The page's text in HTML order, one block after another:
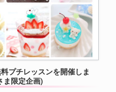
プチレッスンを開催しま
ま限定企画)